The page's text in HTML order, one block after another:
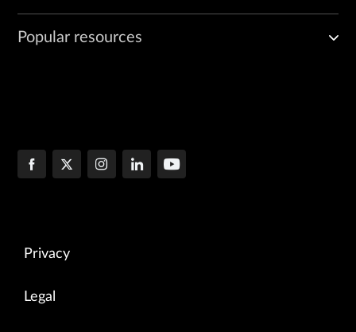
Popular resources
Privacy
Legal